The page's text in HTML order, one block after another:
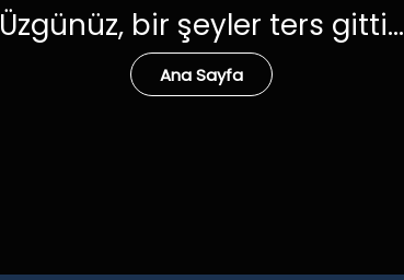
Üzgünüz, bir şeyler ters gitti...
Ana Sayfa